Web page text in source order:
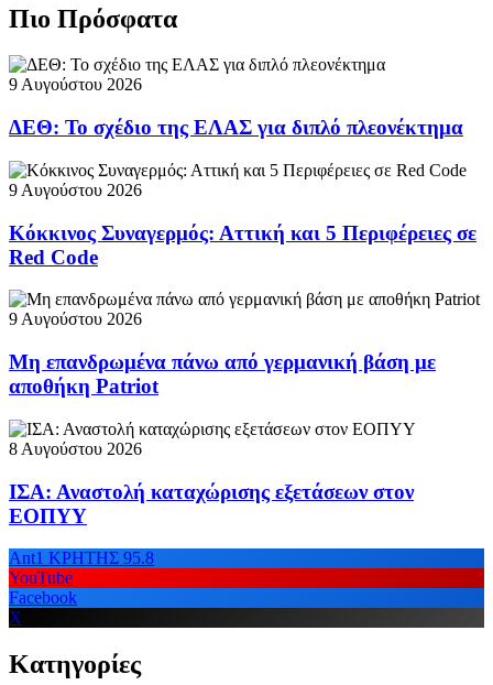
Πιο Πρόσφατα
9 Αυγούστου 2026
ΔΕΘ: Το σχέδιο της ΕΛΑΣ για διπλό πλεονέκτημα
9 Αυγούστου 2026
Κόκκινος Συναγερμός: Αττική και 5 Περιφέρειες σε
Red Code
9 Αυγούστου 2026
Μη επανδρωμένα πάνω από γερμανική βάση με
αποθήκη Patriot
8 Αυγούστου 2026
ΙΣΑ: Αναστολή καταχώρισης εξετάσεων στον
ΕΟΠΥΥ
Ant1 ΚΡΗΤΗΣ 95.8
YouTube
Facebook
X
Κατηγορίες